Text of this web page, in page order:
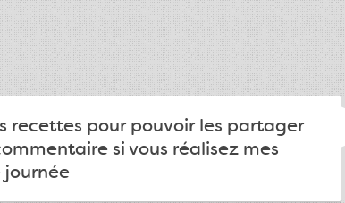
recettes pour pouvoir les partager
si vous réalisez mes
journée